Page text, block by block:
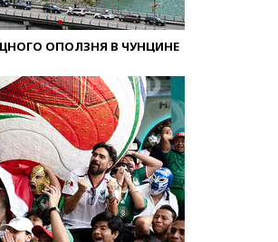
ОПОЛЗНЯ В ЧУНЦИНЕ